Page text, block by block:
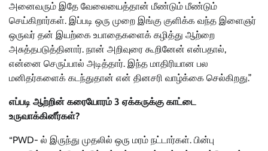
அனைவரும் இதே வேலையைத்தான் மீண்டும் மீண்டும்
செய்கிறார்கள். இப்படி ஒரு முறை இங்கு குளிக்க வந்த இளைஞர்
ஒருவர் தன் இயற்கை உபாதைகளைக் கழித்து ஆற்றை
அசுத்தபடுத்தினார். நான் அறிவுரை கூறினேன் என்பதால்,
என்னை செருப்பால் அடித்தார். இந்த மாதிரியான பல
மனிதர்களைக் கடந்துதான் என் தினசரி வாழ்க்கை செல்கிறது.”
எப்படி ஆற்றின் கரையோரம் 3 ஏக்கருக்கு காட்டை
உருவாக்கினீர்கள்?
“PWD- ல் இருந்து முதலில் ஒரு மரம் நட்டார்கள். பின்பு